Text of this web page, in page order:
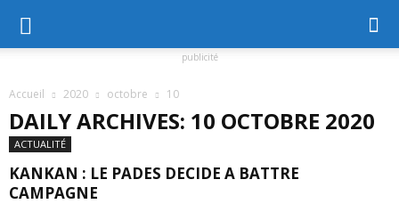
publicité
Accueil 2020 octobre 10
DAILY ARCHIVES: 10 OCTOBRE 2020
ACTUALITÉ
KANKAN : LE PADES DECIDE A BATTRE
CAMPAGNE